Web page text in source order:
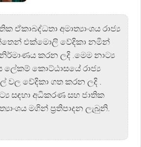
ඒකාබද්ධතා අමාත්‍යාංශය රාජ්‍ය
එක්මොලි වේදිකා නමින්
කරන ලදි .මෙම නාට්‍ය
ලේකම් කොට්ඨාසයේ රාජ්‍ය
වල වේදිකා ගත කරන ලදි .
සඳහා අධිකරණ සහ ජාතික
මගින් ප්‍රතිපාදන ලැබුනි.